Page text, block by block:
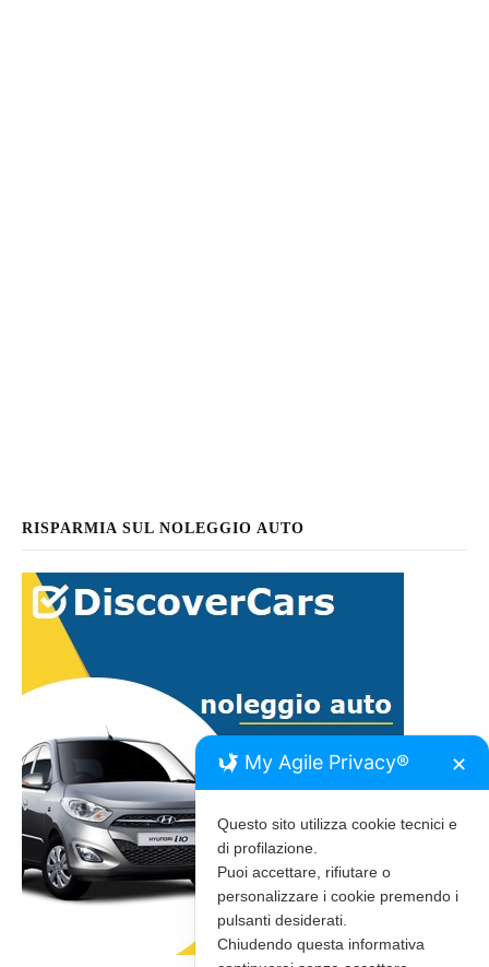
RISPARMIA SUL NOLEGGIO AUTO
My Agile Privacy® ✕
Questo sito utilizza cookie tecnici e
di profilazione.
Puoi accettare, rifiutare o
personalizzare i cookie premendo i
pulsanti desiderati.
Chiudendo questa informativa